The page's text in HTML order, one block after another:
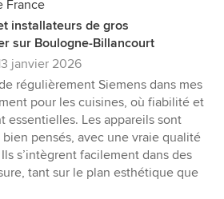
France
installateurs de gros
sur Boulogne-Billancourt
janvier 2026
régulièrement Siemens dans mes
pour les cuisines, où fiabilité et
essentielles. Les appareils sont
pensés, avec une vraie qualité
s’intègrent facilement dans des
tant sur le plan esthétique que